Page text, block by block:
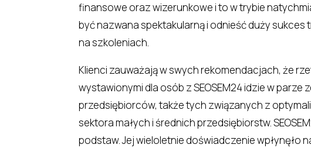
finansowe oraz wizerunkowe i to w trybie
być nazwana spektakularną i odnieść duży
na szkoleniach.
Klienci zauważają w swych rekomendacjach, że
wystawionymi dla osób z SEOSEM24 idzie w
przedsiębiorców, także tych związanych z
sektora małych i średnich przedsiębiorstw.
podstaw. Jej wieloletnie doświadczenie wpłynęło